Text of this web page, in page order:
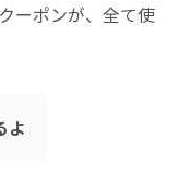
ーポンが、全て使
よ